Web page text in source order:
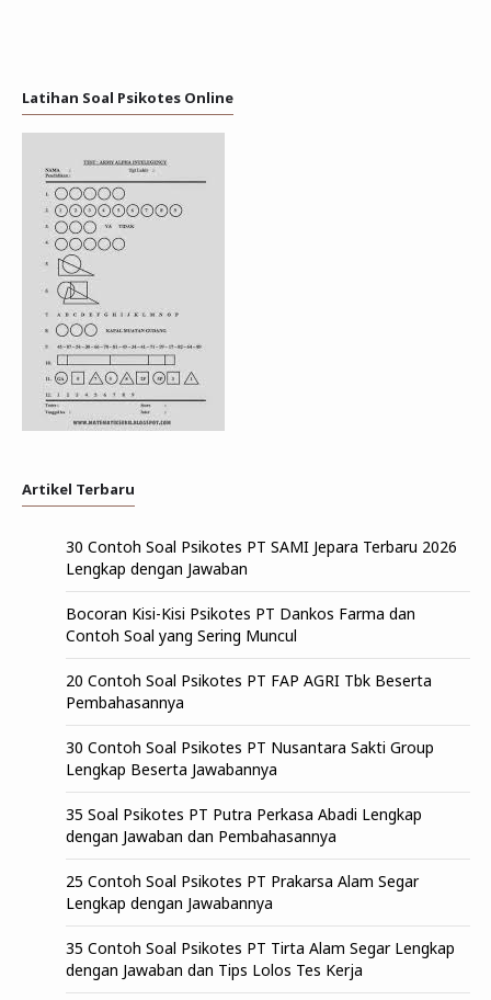
Latihan Soal Psikotes Online
Artikel Terbaru
30 Contoh Soal Psikotes PT SAMI Jepara Terbaru 2026
Lengkap dengan Jawaban
Bocoran Kisi-Kisi Psikotes PT Dankos Farma dan
Contoh Soal yang Sering Muncul
20 Contoh Soal Psikotes PT FAP AGRI Tbk Beserta
Pembahasannya
30 Contoh Soal Psikotes PT Nusantara Sakti Group
Lengkap Beserta Jawabannya
35 Soal Psikotes PT Putra Perkasa Abadi Lengkap
dengan Jawaban dan Pembahasannya
25 Contoh Soal Psikotes PT Prakarsa Alam Segar
Lengkap dengan Jawabannya
35 Contoh Soal Psikotes PT Tirta Alam Segar Lengkap
dengan Jawaban dan Tips Lolos Tes Kerja